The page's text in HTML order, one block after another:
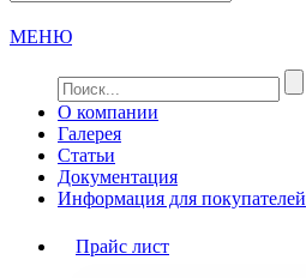
МЕНЮ
О компании
Галерея
Статьи
Документация
Информация для покупателей
Прайс лист